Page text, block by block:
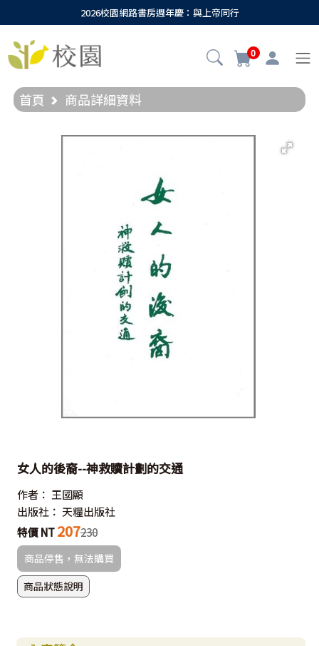
2026校園網路書房週年慶：與上帝同行
0
首頁 商品詳細資料
女人的後裔--神救贖計劃的交通
作者： 王國顯
出版社： 天糧出版社
特價 NT 207230
商品停售，無法購買
商品狀態說明